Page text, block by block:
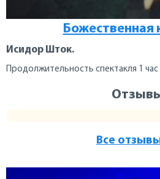
Божественная
Исидор Шток.
Продолжительность спектакля 1 час
Все